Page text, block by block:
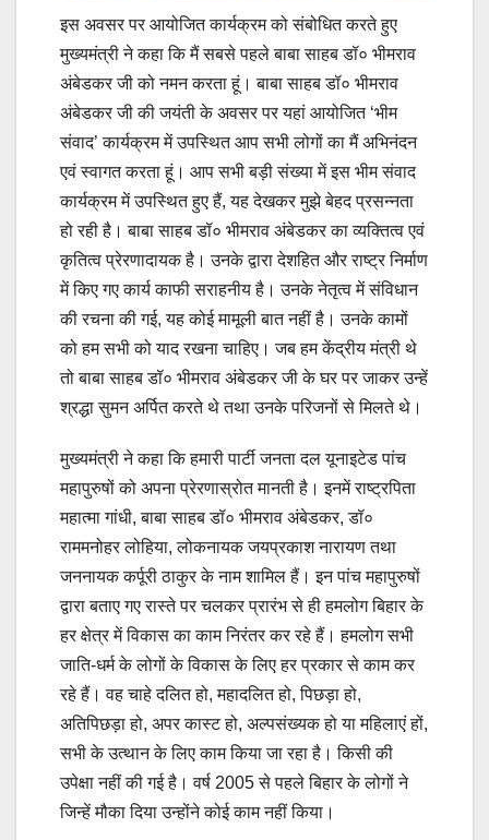
इस अवसर पर आयोजित कार्यक्रम को संबोधित करते हुए
मुख्यमंत्री ने कहा कि मैं सबसे पहले बाबा साहब डॉ० भीमराव
अंबेडकर जी को नमन करता हूं। बाबा साहब डॉ० भीमराव
अंबेडकर जी की जयंती के अवसर पर यहां आयोजित ‘भीम
संवाद’ कार्यक्रम में उपस्थित आप सभी लोगों का मैं अभिनंदन
एवं स्वागत करता हूं। आप सभी बड़ी संख्या में इस भीम संवाद
कार्यक्रम में उपस्थित हुए हैं, यह देखकर मुझे बेहद प्रसन्नता
हो रही है। बाबा साहब डॉ० भीमराव अंबेडकर का व्यक्तित्व एवं
कृतित्व प्रेरणादायक है। उनके द्वारा देशहित और राष्ट्र निर्माण
में किए गए कार्य काफी सराहनीय है। उनके नेतृत्व में संविधान
की रचना की गई, यह कोई मामूली बात नहीं है। उनके कामों
को हम सभी को याद रखना चाहिए। जब हम केंद्रीय मंत्री थे
तो बाबा साहब डॉ० भीमराव अंबेडकर जी के घर पर जाकर उन्हें
श्रद्धा सुमन अर्पित करते थे तथा उनके परिजनों से मिलते थे।
मुख्यमंत्री ने कहा कि हमारी पार्टी जनता दल यूनाइटेड पांच
महापुरुषों को अपना प्रेरणास्रोत मानती है। इनमें राष्ट्रपिता
महात्मा गांधी, बाबा साहब डॉ० भीमराव अंबेडकर, डॉ०
राममनोहर लोहिया, लोकनायक जयप्रकाश नारायण तथा
जननायक कर्पूरी ठाकुर के नाम शामिल हैं। इन पांच महापुरुषों
द्वारा बताए गए रास्ते पर चलकर प्रारंभ से ही हमलोग बिहार के
हर क्षेत्र में विकास का काम निरंतर कर रहे हैं। हमलोग सभी
जाति-धर्म के लोगों के विकास के लिए हर प्रकार से काम कर
रहे हैं। वह चाहे दलित हो, महादलित हो, पिछड़ा हो,
अतिपिछड़ा हो, अपर कास्ट हो, अल्पसंख्यक हो या महिलाएं हों,
सभी के उत्थान के लिए काम किया जा रहा है। किसी की
उपेक्षा नहीं की गई है। वर्ष 2005 से पहले बिहार के लोगों ने
जिन्हें मौका दिया उन्होंने कोई काम नहीं किया।